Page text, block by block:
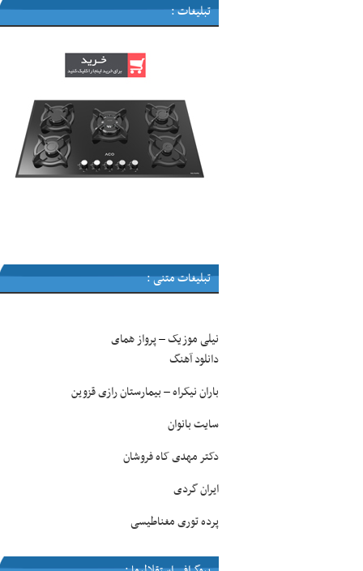
تبلیغات :
تبلیغات متنی :
نیلی موزیک–پرواز همای
دانلود آهنگ
باران نیکراه–بیمارستان رازی قزوین
سایت بانوان
دکتر مهدی کاه فروشان
ایران گردی
پرده توری مغناطیسی